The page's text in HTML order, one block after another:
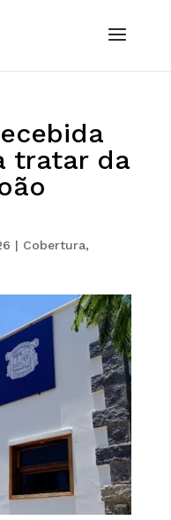
tratar da
| Cobertura,